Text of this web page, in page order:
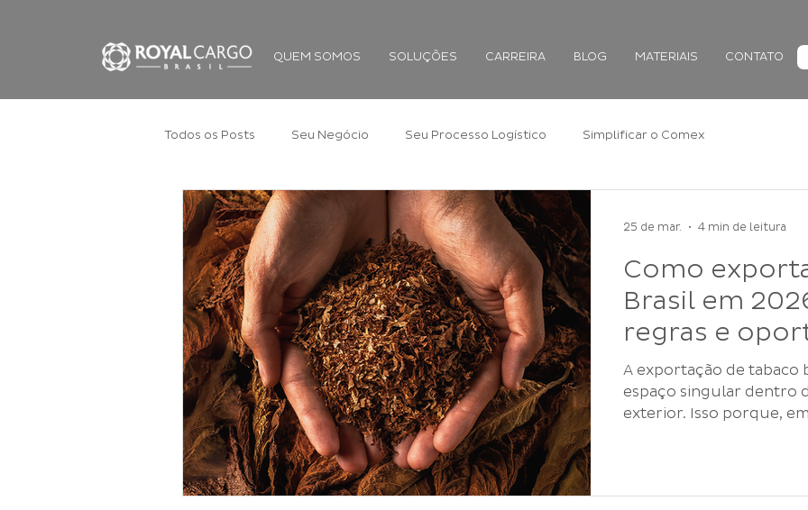
QUEM SOMOS SOLUÇÕES CARREIRA BLOG MATERIAIS CONTATO
Todos os Posts Seu Negócio Seu Processo Logístico Simplificar o Comex
Como
Brasil em
regras e
A exportação de tabaco
espaço singular dentro
exterior. Isso porque,
ambientais,
25 de mar. 4 min de leitura